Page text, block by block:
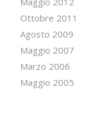
Ottobre 2011
Agosto 2009
Maggio 2007
Marzo 2006
Maggio 2005